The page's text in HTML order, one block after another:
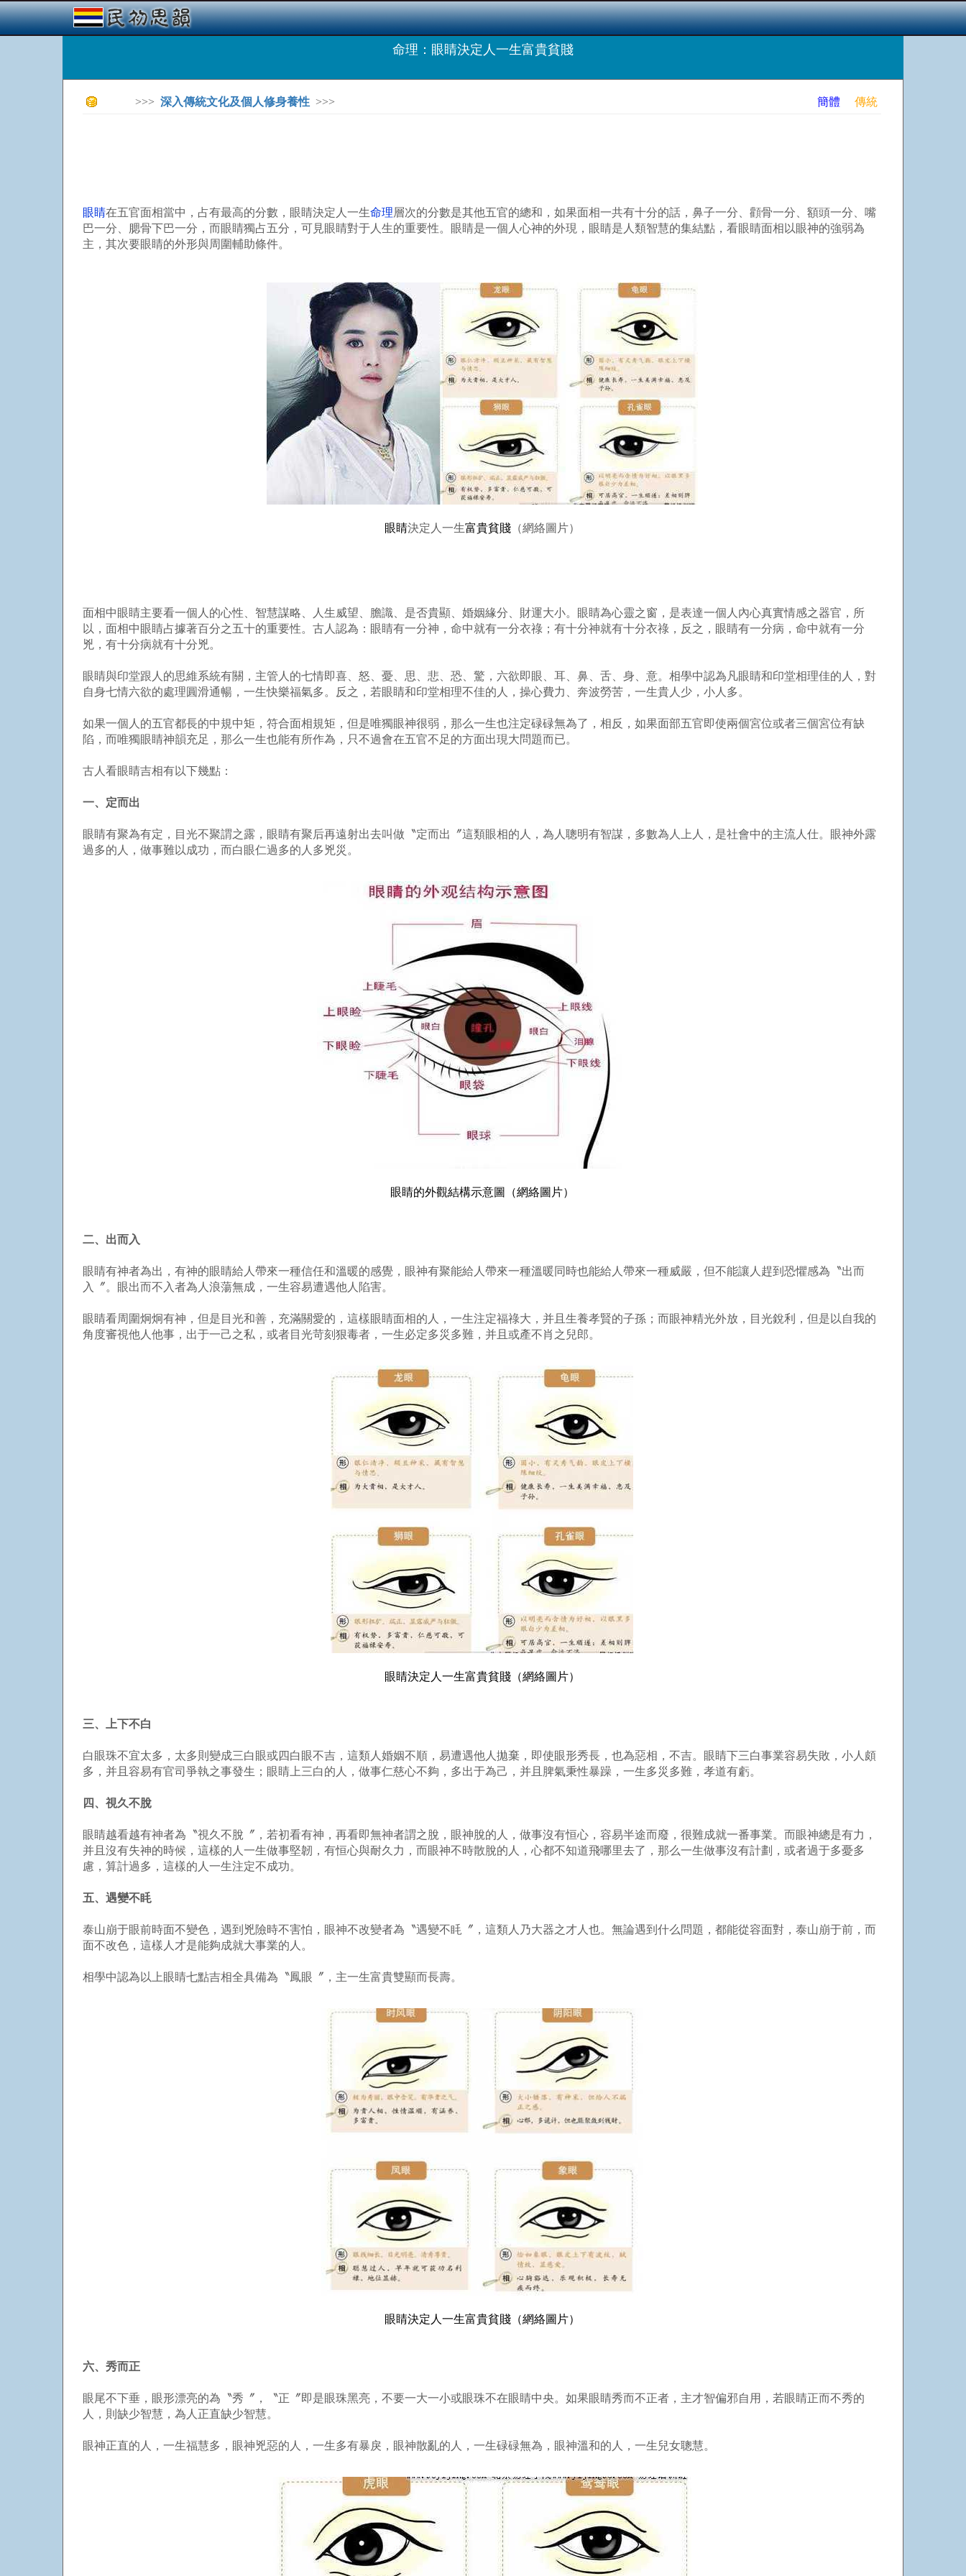
命理：眼睛決定人一生富貴貧賤
>>> 深入傳統文化及個人修身養性 >>> 簡體 傳統
眼睛在五官面相當中，占有最高的分數，眼睛決定人一生命理層次的分數是其他五官的總和，如果面相一共有十分的話，鼻子一分、顴骨一分、額頭一分、嘴
巴一分、腮骨下巴一分，而眼睛獨占五分，可見眼睛對于人生的重要性。眼睛是一個人心神的外現，眼睛是人類智慧的集結點，看眼睛面相以眼神的強弱為
主，其次要眼睛的外形與周圍輔助條件。
眼睛決定人一生富貴貧賤（網絡圖片）
面相中眼睛主要看一個人的心性、智慧謀略、人生威望、膽識、是否貴顯、婚姻緣分、財運大小。眼睛為心靈之窗，是表達一個人內心真實情感之器官，所
以，面相中眼睛占據著百分之五十的重要性。古人認為：眼睛有一分神，命中就有一分衣祿；有十分神就有十分衣祿，反之，眼睛有一分病，命中就有一分
兇，有十分病就有十分兇。
眼睛與印堂跟人的思維系統有關，主管人的七情即喜、怒、憂、思、悲、恐、驚，六欲即眼、耳、鼻、舌、身、意。相學中認為凡眼睛和印堂相理佳的人，對
自身七情六欲的處理圓滑通暢，一生快樂福氣多。反之，若眼睛和印堂相理不佳的人，操心費力、奔波勞苦，一生貴人少，小人多。
如果一個人的五官都長的中規中矩，符合面相規矩，但是唯獨眼神很弱，那么一生也注定碌碌無為了，相反，如果面部五官即使兩個宮位或者三個宮位有缺
陷，而唯獨眼睛神韻充足，那么一生也能有所作為，只不過會在五官不足的方面出現大問題而已。
古人看眼睛吉相有以下幾點：
一、定而出
眼睛有聚為有定，目光不聚謂之露，眼睛有聚后再遠射出去叫做〝定而出〞這類眼相的人，為人聰明有智謀，多數為人上人，是社會中的主流人仕。眼神外露
過多的人，做事難以成功，而白眼仁過多的人多兇災。
眼睛的外觀結構示意圖（網絡圖片）
二、出而入
眼睛有神者為出，有神的眼睛給人帶來一種信任和溫暖的感覺，眼神有聚能給人帶來一種溫暖同時也能給人帶來一種威嚴，但不能讓人趕到恐懼感為〝出而
入〞。眼出而不入者為人浪蕩無成，一生容易遭遇他人陷害。
眼睛看周圍炯炯有神，但是目光和善，充滿關愛的，這樣眼睛面相的人，一生注定福祿大，并且生養孝賢的子孫；而眼神精光外放，目光銳利，但是以自我的
角度審視他人他事，出于一己之私，或者目光苛刻狠毒者，一生必定多災多難，并且或產不肖之兒郎。
眼睛決定人一生富貴貧賤（網絡圖片）
三、上下不白
白眼珠不宜太多，太多則變成三白眼或四白眼不吉，這類人婚姻不順，易遭遇他人拋棄，即使眼形秀長，也為惡相，不吉。眼睛下三白事業容易失敗，小人頗
多，并且容易有官司爭執之事發生；眼睛上三白的人，做事仁慈心不夠，多出于為己，并且脾氣秉性暴躁，一生多災多難，孝道有虧。
四、視久不脫
眼睛越看越有神者為〝視久不脫〞，若初看有神，再看即無神者謂之脫，眼神脫的人，做事沒有恒心，容易半途而廢，很難成就一番事業。而眼神總是有力，
并且沒有失神的時候，這樣的人一生做事堅韌，有恒心與耐久力，而眼神不時散脫的人，心都不知道飛哪里去了，那么一生做事沒有計劃，或者過于多憂多
慮，算計過多，這樣的人一生注定不成功。
五、遇變不眊
泰山崩于眼前時面不變色，遇到兇險時不害怕，眼神不改變者為〝遇變不眊〞，這類人乃大器之才人也。無論遇到什么問題，都能從容面對，泰山崩于前，而
面不改色，這樣人才是能夠成就大事業的人。
相學中認為以上眼睛七點吉相全具備為〝鳳眼〞，主一生富貴雙顯而長壽。
眼睛決定人一生富貴貧賤（網絡圖片）
六、秀而正
眼尾不下垂，眼形漂亮的為〝秀〞，〝正〞即是眼珠黑亮，不要一大一小或眼珠不在眼睛中央。如果眼睛秀而不正者，主才智偏邪自用，若眼睛正而不秀的
人，則缺少智慧，為人正直缺少智慧。
眼神正直的人，一生福慧多，眼神兇惡的人，一生多有暴戾，眼神散亂的人，一生碌碌無為，眼神溫和的人，一生兒女聰慧。